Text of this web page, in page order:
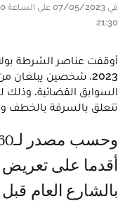
21:30
السوابق القضائية،
تتعلق بالسرقة بالخطف
وحسب مصدر لـle360، فإن المشتبه فيهما
أقدما على
بالشارع العام